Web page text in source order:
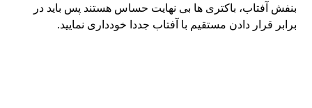
بنفش آفتاب، باکتری ها بی نهایت حساس هستند پس باید در
برابر قرار دادن مستقیم با آفتاب جددا خودداری نمایید.